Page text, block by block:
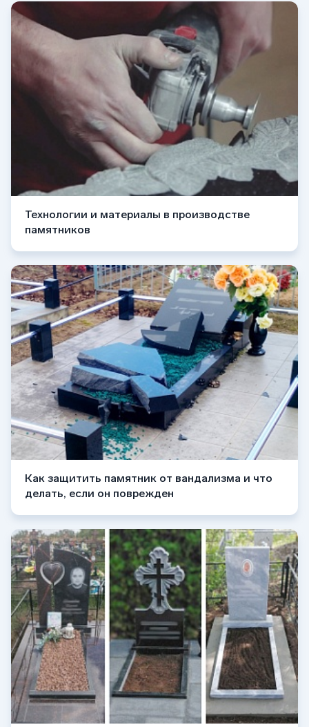
Технологии и материалы в производстве
памятников
Как защитить памятник от вандализма и что
делать, если он поврежден